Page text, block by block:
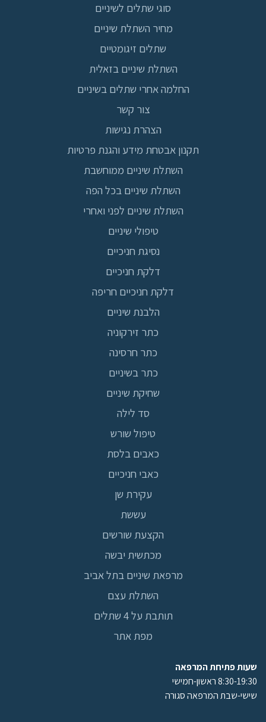
סוגי שתלים לשיניים
מחיר השתלת שיניים
שתלים זיגומטיים
השתלת שיניים בזאלית
החלמה אחרי שתלים בשיניים
צור קשר
הצהרת נגישות
תקנון אבטחת מידע והגנת פרטיות
השתלת שיניים ממוחשבת
השתלת שיניים בכל הפה
השתלת שיניים לפני ואחרי
טיפולי שיניים
נסיגת חניכיים
דלקת חניכיים
דלקת חניכיים חריפה
הלבנת שיניים
כתר זירקוניה
כתר חרסינה
כתר בשיניים
שחיקת שיניים
סד לילה
טיפול שורש
כאבים בלסת
כאבי חניכיים
עקירת שן
עששת
הקצעת שורשים
מכתשית יבשה
מרפאת שיניים בתל אביב
השתלת עצם
תותבת על 4 שתלים
מפת אתר
שעות פתיחת המרפאה
8:30-19:30 ראשון-חמישי
שישי-שבת המרפאה סגורה